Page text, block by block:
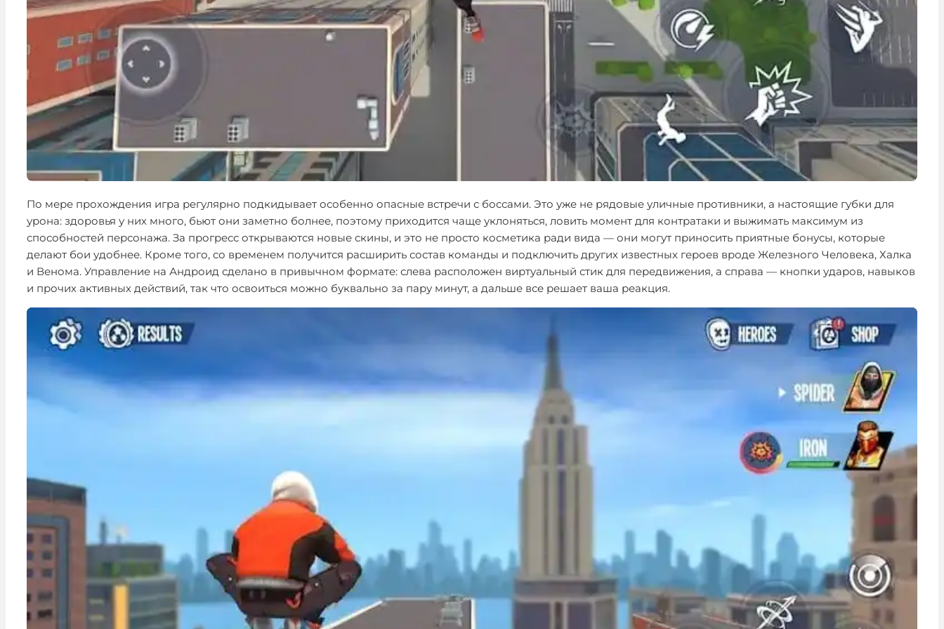
По мере прохождения игра регулярно подкидывает особенно опасные встречи с боссами. Это уже не рядовые уличные противники, а настоящие губки для
урона: здоровья у них много, бьют они заметно болнее, поэтому приходится чаще уклоняться, ловить момент для контратаки и выжимать максимум из
способностей персонажа. За прогресс открываются новые скины, и это не просто косметика ради вида — они могут приносить приятные бонусы, которые
делают бои удобнее. Кроме того, со временем получится расширить состав команды и подключить других известных героев вроде Железного Человека, Халка
и Венома. Управление на Андроид сделано в привычном формате: слева расположен виртуальный стик для передвижения, а справа — кнопки ударов, навыков
и прочих активных действий, так что освоиться можно буквально за пару минут, а дальше все решает ваша реакция.